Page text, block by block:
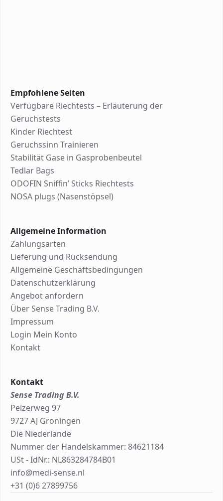
Empfohlene Seiten
Verfügbare Riechtests – Erläuterung der
Geruchstests
Kinder Riechtest
Geruchssinn Trainieren
Stabilität Gase in Gasprobenbeutel
Tedlar Bags
ODOFIN Sniffin’ Sticks Riechtests
NOSA plugs (Nasenstöpsel)
Allgemeine Information
Zahlungsarten
Lieferung und Rücksendung
Allgemeine Geschäftsbedingungen
Datenschutzerklärung
Angebot anfordern
Über Sense Trading B.V.
Impressum
Login Mein Konto
Kontakt
Kontakt
Sense Trading B.V.
Peizerweg 97
9727 AJ Groningen
Die Niederlande
Nummer der Handelskammer: 84621184
USt - IdNr.: NL863284784B01
info@medi-sense.nl
+31 (0)6 27899756